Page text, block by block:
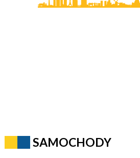
SAMOCHODY